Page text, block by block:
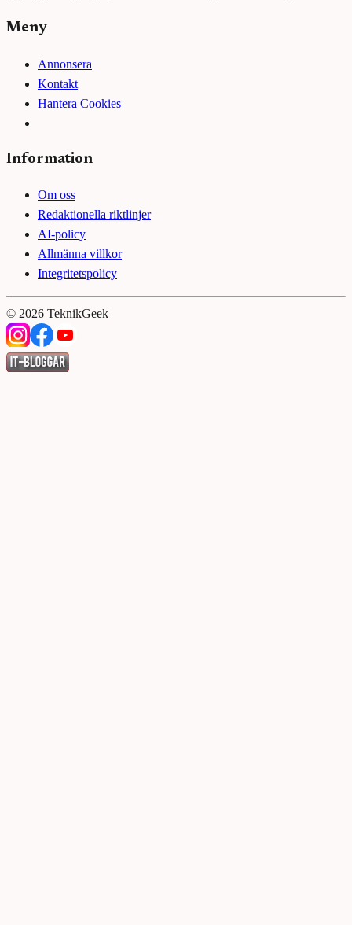
Meny
Annonsera
Kontakt
Hantera Cookies
Information
Om oss
Redaktionella riktlinjer
AI-policy
Allmänna villkor
Integritetspolicy
© 2026 TeknikGeek